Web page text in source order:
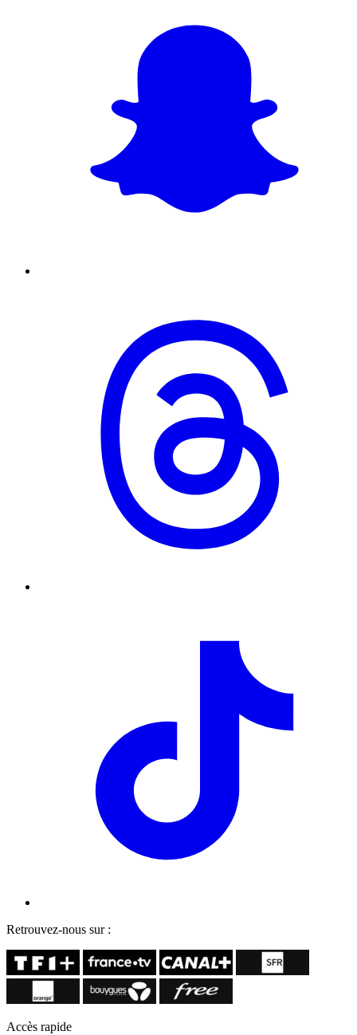
Retrouvez-nous sur :
Accès rapide